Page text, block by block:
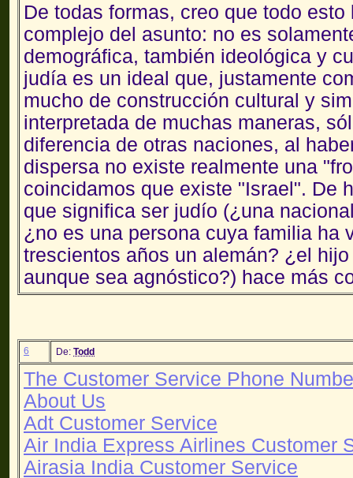
De todas formas, creo que todo
complejo del asunto: no es
demográfica, también ideológica y
judía es un ideal que, justamente
mucho de construcción cultural y
interpretada de muchas maneras,
diferencia de otras naciones, al
dispersa no existe realmente una
coincidamos que existe "Israel". De
que significa ser judío (¿una
¿no es una persona cuya familia ha
trescientos años un alemán? ¿el
aunque sea agnóstico?) hace más
6 De: Todd
The Customer Service Phone
About Us
Adt Customer Service
Air India Express Airlines Customer
Airasia India Customer Service